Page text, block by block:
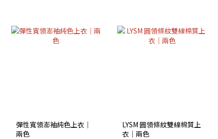
彈性寬領澎袖純色上衣｜
兩色
LYSM 圓領條紋雙線棉質上
衣｜兩色